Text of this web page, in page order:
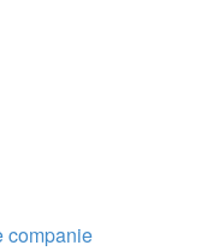
companie